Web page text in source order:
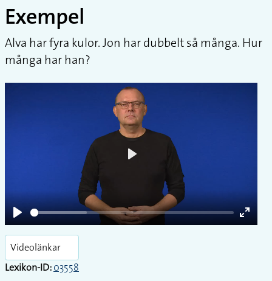
Exempel
Alva har fyra kulor. Jon har dubbelt så många. Hur
många har han?
Play
Enter
Videolänkar
Lexikon-ID:03558